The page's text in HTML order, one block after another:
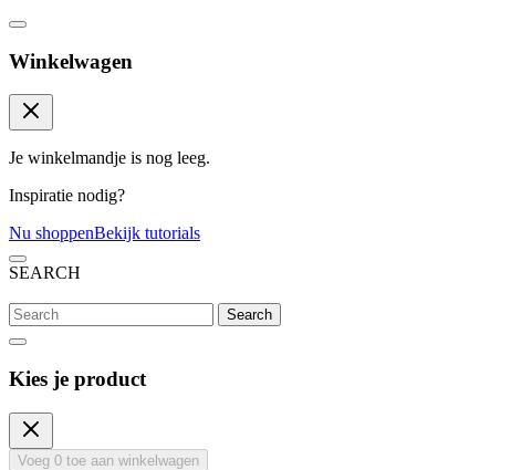
Winkelwagen
Je winkelmandje is nog leeg.
Inspiratie nodig?
Nu shoppenBekijk tutorials
SEARCH
Search
Kies je product
Voeg 0 toe aan winkelwagen